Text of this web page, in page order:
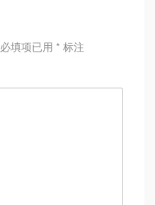
必填项已用 * 标注